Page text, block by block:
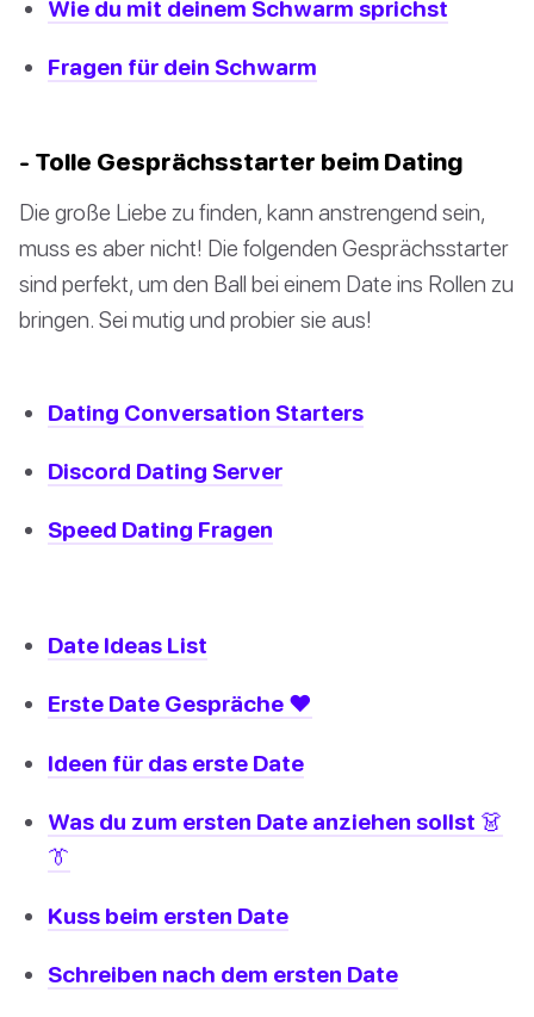
Wie du mit deinem Schwarm sprichst
Fragen für dein Schwarm
- Tolle Gesprächsstarter beim Dating
Die große Liebe zu finden, kann anstrengend sein,
muss es aber nicht! Die folgenden Gesprächsstarter
sind perfekt, um den Ball bei einem Date ins Rollen zu
bringen. Sei mutig und probier sie aus!
Dating Conversation Starters
Discord Dating Server
Speed Dating Fragen
Date Ideas List
Erste Date Gespräche ❤️
Ideen für das erste Date
Was du zum ersten Date anziehen sollst 👗
👔
Kuss beim ersten Date
Schreiben nach dem ersten Date